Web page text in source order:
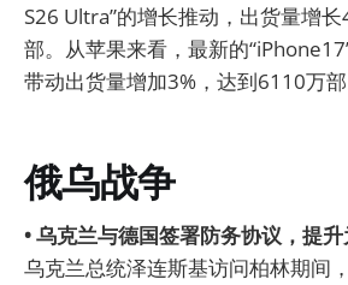
S26 Ultra”的增长推动，出货量增
部。从苹果来看，最新的
带动出货量增加3%，达到6110万部
俄乌战争
• 乌克兰与德国签署防务协议，提升
乌克兰总统泽连斯基访问柏林期间